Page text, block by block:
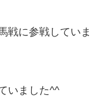
戦に参戦していま
いました^^